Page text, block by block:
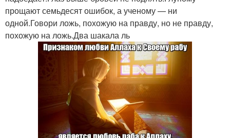
прощают семьдесят ошибок, а ученому — ни
одной.Говори ложь, похожую на правду, но не правду,
похожую на ложь.Два шакала ль